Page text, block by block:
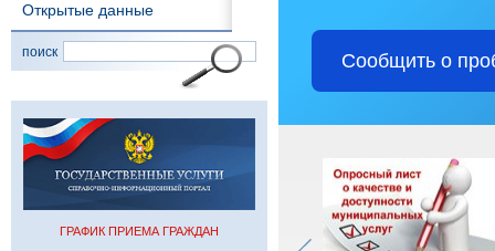
Открытые данные
поиск
ГРАФИК ПРИЕМА ГРАЖДАН
Сообщить о